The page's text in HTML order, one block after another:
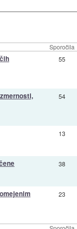
Sporočila
55
54
13
38
23